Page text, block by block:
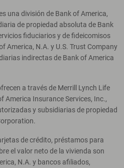
una división de Bank of America,
de propiedad absoluta de Bank
fiduciarios y de fideicomisos
America, N.A. y U.S. Trust Company
indirectas de Bank of America
a través de Merrill Lynch Life
America Insurance Services, Inc.,
y subsidiarias de propiedad
de crédito, préstamos para
el valor neto de la vivienda son
N.A. y bancos afiliados,